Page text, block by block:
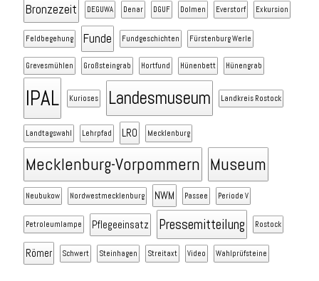
Bronzezeit DEGUWA Denar DGUF Dolmen Everstorf Exkursion
Feldbegehung Funde Fundgeschichten Fürstenburg Werle
Grevesmühlen Großsteingrab Hortfund Hünenbett Hünengrab
IPAL Kurioses Landesmuseum Landkreis Rostock
Landtagswahl Lehrpfad LRO Mecklenburg
Mecklenburg-Vorpommern Museum
Neubukow Nordwestmecklenburg NWM Passee Periode V
Petroleumlampe Pflegeeinsatz Pressemitteilung Rostock
Römer Schwert Steinhagen Streitaxt Video Wahlprüfsteine